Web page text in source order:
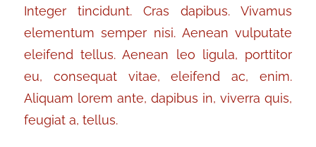
Integer tincidunt. Cras dapibus. Vivamus
elementum semper nisi. Aenean vulputate
eleifend tellus. Aenean leo ligula, porttitor
eu, consequat vitae, eleifend ac, enim.
Aliquam lorem ante, dapibus in, viverra quis,
feugiat a, tellus.